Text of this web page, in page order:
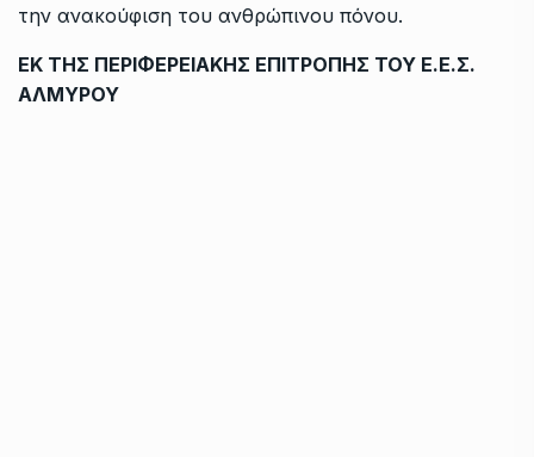
την ανακούφιση του ανθρώπινου πόνου.
ΕΚ ΤΗΣ ΠΕΡΙΦΕΡΕΙΑΚΗΣ ΕΠΙΤΡΟΠΗΣ ΤΟΥ Ε.Ε.Σ.
ΑΛΜΥΡΟΥ